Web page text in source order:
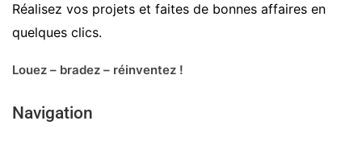
Réalisez vos projets et faites de bonnes affaires en
quelques clics.
Louez – bradez – réinventez !
Navigation